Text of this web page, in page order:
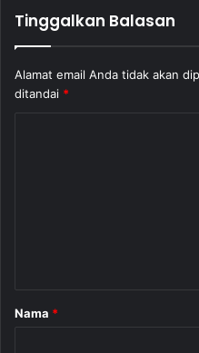
Tinggalkan Balasan
Alamat email Anda tidak akan
ditandai *
r
Nama *